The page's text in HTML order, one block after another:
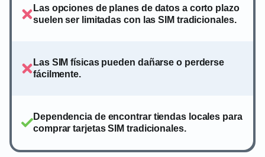
Las opciones de planes de datos a corto plazo
suelen ser limitadas con las SIM tradicionales.
Las SIM físicas pueden dañarse o perderse
fácilmente.
Dependencia de encontrar tiendas locales para
comprar tarjetas SIM tradicionales.